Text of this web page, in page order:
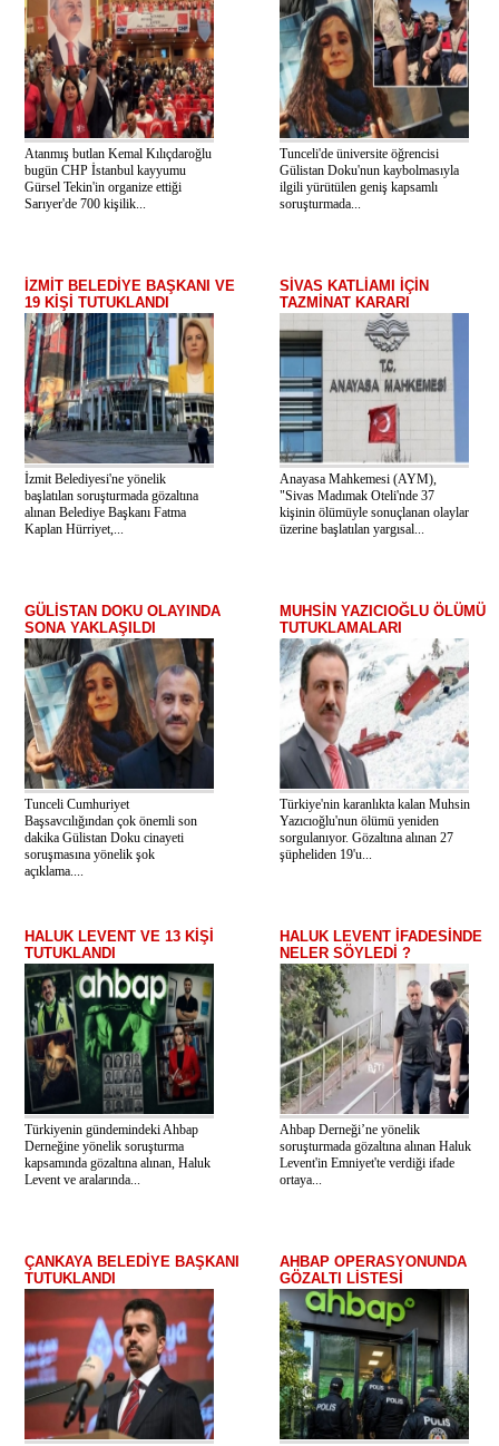
Atanmış butlan Kemal Kılıçdaroğlu
bugün CHP İstanbul kayyumu
Gürsel Tekin'in organize ettiği
Sarıyer'de 700 kişilik...
Tunceli'de üniversite öğrencisi
Gülistan Doku'nun kaybolmasıyla
ilgili yürütülen geniş kapsamlı
soruşturmada...
İZMİT BELEDİYE BAŞKANI VE
19 KİŞİ TUTUKLANDI
İzmit Belediyesi'ne yönelik
başlatılan soruşturmada gözaltına
alınan Belediye Başkanı Fatma
Kaplan Hürriyet,...
SİVAS KATLİAMI İÇİN
TAZMİNAT KARARI
Anayasa Mahkemesi (AYM),
"Sivas Madımak Oteli'nde 37
kişinin ölümüyle sonuçlanan olaylar
üzerine başlatılan yargısal...
GÜLİSTAN DOKU OLAYINDA
SONA YAKLAŞILDI
Tunceli Cumhuriyet
Başsavcılığından çok önemli son
dakika Gülistan Doku cinayeti
soruşmasına yönelik şok
açıklama....
MUHSİN YAZICIOĞLU ÖLÜMÜ
TUTUKLAMALARI
Türkiye'nin karanlıkta kalan Muhsin
Yazıcıoğlu'nun ölümü yeniden
sorgulanıyor. Gözaltına alınan 27
şüpheliden 19'u...
HALUK LEVENT VE 13 KİŞİ
TUTUKLANDI
Türkiyenin gündemindeki Ahbap
Derneğine yönelik soruşturma
kapsamında gözaltına alınan, Haluk
Levent ve aralarında...
HALUK LEVENT İFADESİNDE
NELER SÖYLEDİ ?
Ahbap Derneği’ne yönelik
soruşturmada gözaltına alınan Haluk
Levent'in Emniyet'te verdiği ifade
ortaya...
ÇANKAYA BELEDİYE BAŞKANI
TUTUKLANDI
AHBAP OPERASYONUNDA
GÖZALTI LİSTESİ